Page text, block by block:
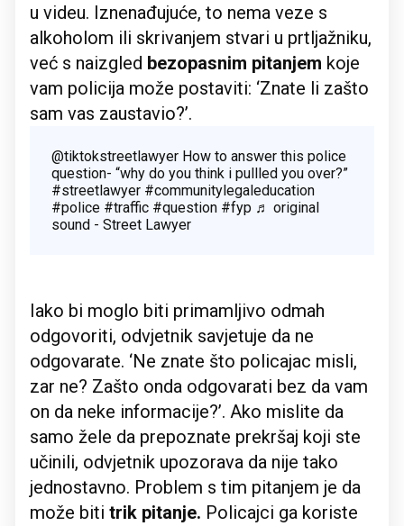
u videu. Iznenađujuće, to nema veze s
alkoholom ili skrivanjem stvari u prtljažniku,
već s naizgled bezopasnim pitanjem koje
vam policija može postaviti: ‘Znate li zašto
sam vas zaustavio?’.
@tiktokstreetlawyer How to answer this police
question- “why do you think i pullled you over?”
#streetlawyer #communitylegaleducation
#police #traffic #question #fyp ♬ original
sound - Street Lawyer
Iako bi moglo biti primamljivo odmah
odgovoriti, odvjetnik savjetuje da ne
odgovarate. ‘Ne znate što policajac misli,
zar ne? Zašto onda odgovarati bez da vam
on da neke informacije?’. Ako mislite da
samo žele da prepoznate prekršaj koji ste
učinili, odvjetnik upozorava da nije tako
jednostavno. Problem s tim pitanjem je da
može biti trik pitanje. Policajci ga koriste